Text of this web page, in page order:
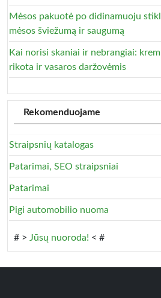
Mėsos pakuotė po didinamuoju
mėsos šviežumą ir saugumą
Kai norisi skaniai ir nebrangiai:
rikota ir vasaros daržovėmis
Rekomenduojame
Straipsnių katalogas
Patarimai, SEO straipsniai
Patarimai
Pigi automobilio nuoma
# > Jūsų nuoroda! < #